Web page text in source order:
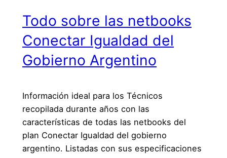
Todo sobre las netbooks
Conectar Igualdad del
Gobierno Argentino
Información ideal para los Técnicos
recopilada durante años con las
características de todas las netbooks del
plan Conectar Igualdad del gobierno
argentino. Listadas con sus especificaciones